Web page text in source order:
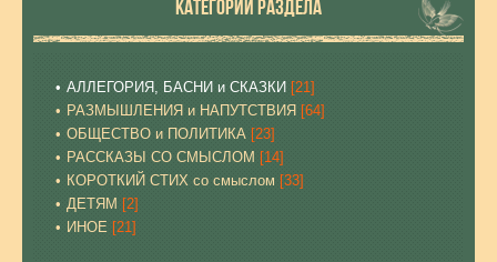
КАТЕГОРИИ РАЗДЕЛА
АЛЛЕГОРИЯ, БАСНИ и СКАЗКИ [21]
РАЗМЫШЛЕНИЯ и НАПУТСТВИЯ [64]
ОБЩЕСТВО и ПОЛИТИКА [23]
РАССКАЗЫ СО СМЫСЛОМ [14]
КОРОТКИЙ СТИХ со смыслом [33]
ДЕТЯМ [2]
ИНОЕ [21]